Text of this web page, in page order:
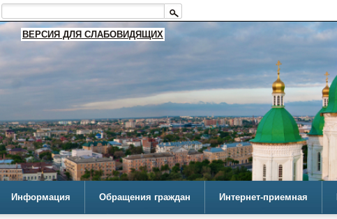
ВЕРСИЯ ДЛЯ СЛАБОВИДЯЩИХ
Информация Обращения граждан Интернет-приемная